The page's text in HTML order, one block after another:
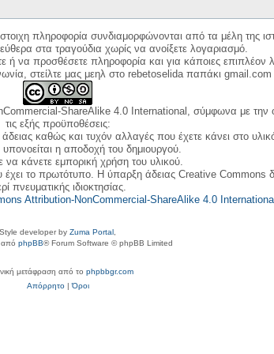
πληροφορία συνδιαμορφώνονται από τα μέλη της
στα τραγούδια χωρίς να ανοίξετε λογαριασμό.
να προσθέσετε πληροφορία και για κάποιες επιπλέον
στείλτε μας μεηλ στο rebetoselida παπάκι gmail.com
ShareAlike 4.0 International, σύμφωνα με την
τις εξής προϋποθέσεις:
καθώς και τυχόν αλλαγές που έχετε κάνει στο
η αποδοχή του δημιουργού.
να κάνετε εμπορική χρήση του υλικού.
το πρωτότυπο. Η ύπαρξη άδειας Creative Commons
πνευματικής ιδιοκτησίας.
Attribution-NonCommercial-ShareAlike 4.0
Style developer by Zuma Portal
από phpBB® Forum Software © phpBB Limited
μετάφραση από το phpbbgr.com
Απόρρητο|Όροι